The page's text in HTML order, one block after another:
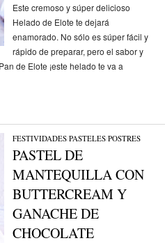
Este cremoso y súper delicioso
Helado de Elote te dejará
enamorado. No sólo es súper fácil y
rápido de preparar, pero el sabor y
de Elote ¡este helado te va a
FESTIVIDADES/PASTELES/POSTRES
PASTEL DE
MANTEQUILLA CON
BUTTERCREAM Y
GANACHE DE
CHOCOLATE